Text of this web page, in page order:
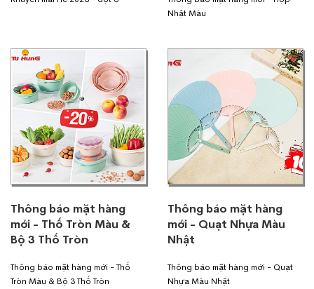
Nhật Màu
Thông báo mặt hàng
mới - Thố Tròn Màu &
Bộ 3 Thố Tròn
Thông báo mặt hàng mới - Thố
Tròn Màu & Bộ 3 Thố Tròn
Thông báo mặt hàng
mới - Quạt Nhựa Màu
Nhật
Thông báo mặt hàng mới - Quạt
Nhựa Màu Nhật